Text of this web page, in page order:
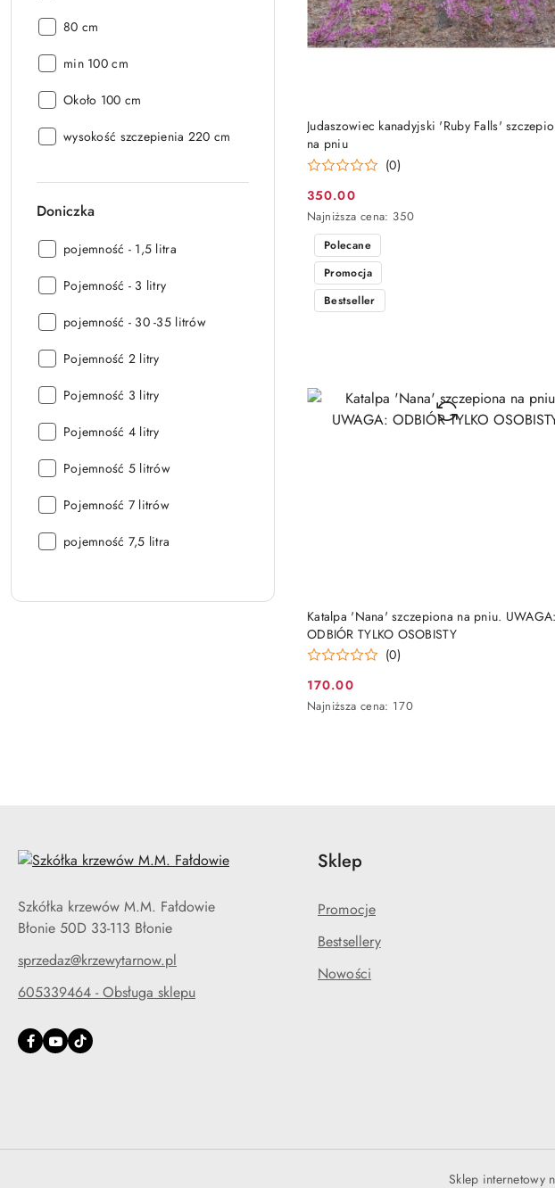
Wysokość:
80 cm
Wysokość:
min 100 cm
Wysokość:
Około 100 cm
Wysokość:
wysokość szczepienia 220 cm
Doniczka
Doniczka:
pojemność - 1,5 litra
Doniczka:
Pojemność - 3 litry
Doniczka:
pojemność - 30 -35 litrów
Doniczka:
Pojemność 2 litry
Doniczka:
Pojemność 3 litry
Doniczka:
Pojemność 4 litry
Doniczka:
Pojemność 5 litrów
Doniczka:
Pojemność 7 litrów
Doniczka:
pojemność 7,5 litra
Judaszowiec kanadyjski 'Ruby Falls'
na pniu
(0)
Cena
promocyjna:
350.00
Najniższa
cena
30
dni
przed
obniżką
Najniższa cena: 350
DO KOSZYKA
Katalpa 'Nana' szczepiona na pniu. UWAGA:
ODBIÓR TYLKO OSOBISTY
(0)
Cena
promocyjna:
170.00
Najniższa
Najniższa cena: 170
Polecane
Promocja
Bestseller
DO KOSZYKA
Szkółka krzewów M.M. Fałdowie
Błonie 50D 33-113 Błonie
sprzedaz@krzewytarnow.pl
605339464 - Obsługa sklepu
Sklep
Promocje
Bestsellery
Nowości
Sklep internetowy